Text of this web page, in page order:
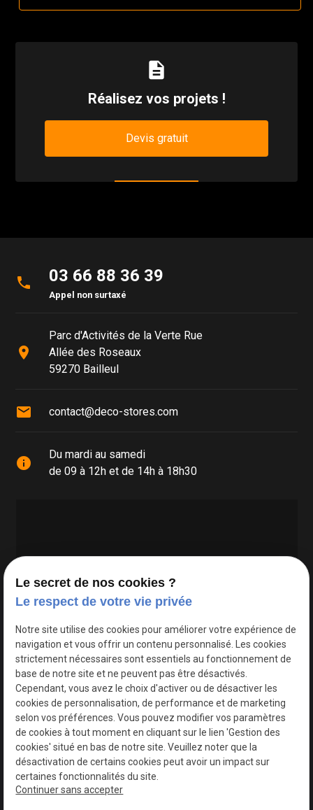
description
Réalisez vos projets !
Devis gratuit
phone 03 66 88 36 39
Appel non surtaxé
place
Parc d'Activités de la Verte Rue
Allée des Roseaux
59270 Bailleul
mail contact@deco-stores.com
info
Du mardi au samedi
de 09 à 12h et de 14h à 18h30
Google Maps Search API est désactivé.
Le secret de nos cookies ?
Le respect de votre vie privée
Notre site utilise des cookies pour améliorer votre expérience de
navigation et vous offrir un contenu personnalisé. Les cookies
strictement nécessaires sont essentiels au fonctionnement de
base de notre site et ne peuvent pas être désactivés.
Cependant, vous avez le choix d'activer ou de désactiver les
cookies de personnalisation, de performance et de marketing
selon vos préférences. Vous pouvez modifier vos paramètres
de cookies à tout moment en cliquant sur le lien 'Gestion des
cookies' situé en bas de notre site. Veuillez noter que la
désactivation de certains cookies peut avoir un impact sur
certaines fonctionnalités du site.
Continuer sans accepter